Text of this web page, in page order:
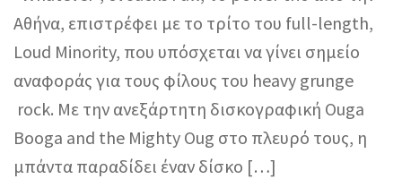
Αθήνα, επιστρέφει με το τρίτο του full-length,
Loud Minority, που υπόσχεται να γίνει σημείο
αναφοράς για τους φίλους του heavy grunge
rock. Με την ανεξάρτητη δισκογραφική Ouga
Booga and the Mighty Oug στο πλευρό τους, η
μπάντα παραδίδει έναν δίσκο […]